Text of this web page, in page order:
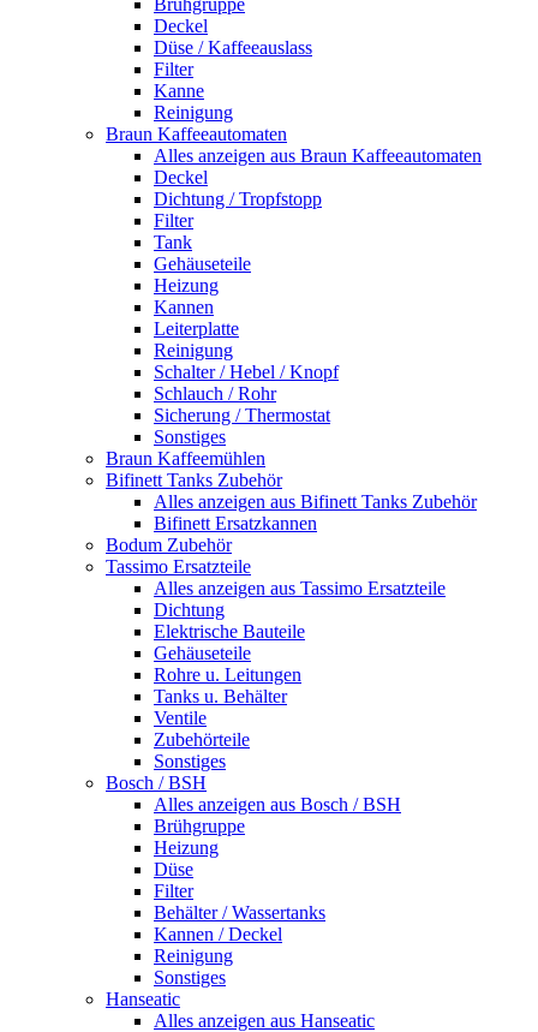
Brühgruppe
Deckel
Düse / Kaffeeauslass
Filter
Kanne
Reinigung
Braun Kaffeeautomaten
Alles anzeigen aus Braun Kaffeeautomaten
Deckel
Dichtung / Tropfstopp
Filter
Tank
Gehäuseteile
Heizung
Kannen
Leiterplatte
Reinigung
Schalter / Hebel / Knopf
Schlauch / Rohr
Sicherung / Thermostat
Sonstiges
Braun Kaffeemühlen
Bifinett Tanks Zubehör
Alles anzeigen aus Bifinett Tanks Zubehör
Bifinett Ersatzkannen
Bodum Zubehör
Tassimo Ersatzteile
Alles anzeigen aus Tassimo Ersatzteile
Dichtung
Elektrische Bauteile
Gehäuseteile
Rohre u. Leitungen
Tanks u. Behälter
Ventile
Zubehörteile
Sonstiges
Bosch / BSH
Alles anzeigen aus Bosch / BSH
Brühgruppe
Heizung
Düse
Filter
Behälter / Wassertanks
Kannen / Deckel
Reinigung
Sonstiges
Hanseatic
Alles anzeigen aus Hanseatic